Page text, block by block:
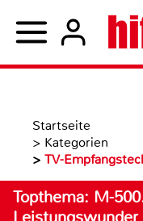
Startseite
> Kategorien
> TV-
Topthema: M-